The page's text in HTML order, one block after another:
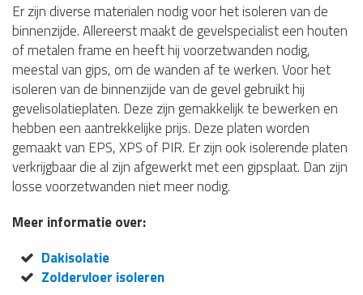
Er zijn diverse materialen nodig voor het isoleren van de
binnenzijde. Allereerst maakt de gevelspecialist een houten
of metalen frame en heeft hij voorzetwanden nodig,
meestal van gips, om de wanden af te werken. Voor het
isoleren van de binnenzijde van de gevel gebruikt hij
gevelisolatieplaten. Deze zijn gemakkelijk te bewerken en
hebben een aantrekkelijke prijs. Deze platen worden
gemaakt van EPS, XPS of PIR. Er zijn ook isolerende platen
verkrijgbaar die al zijn afgewerkt met een gipsplaat. Dan zijn
losse voorzetwanden niet meer nodig.
Meer informatie over:
Dakisolatie
Zoldervloer isoleren